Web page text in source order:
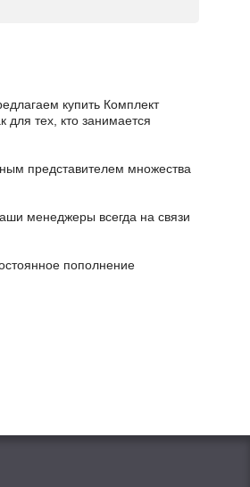
купить Комплект
тех, кто занимается
представителем множества
менеджеры всегда на связи
пополнение